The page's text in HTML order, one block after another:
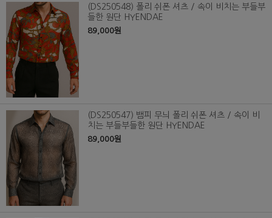
(DS250548) 폴리 쉬폰 셔츠 / 속이 비치는 부들부
들한 원단 HYENDAE
89,000원
(DS250547) 뱀피 무늬 폴리 쉬폰 셔츠 / 속이 비
치는 부들부들한 원단 HYENDAE
89,000원